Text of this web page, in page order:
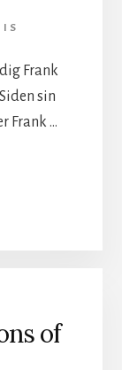
Frank
sin
Frank …
of